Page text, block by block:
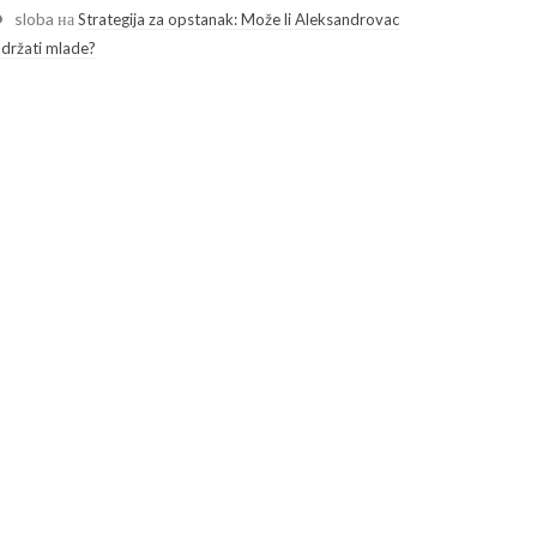
sloba наStrategija za opstanak: Može li Aleksandrovac
mlade?